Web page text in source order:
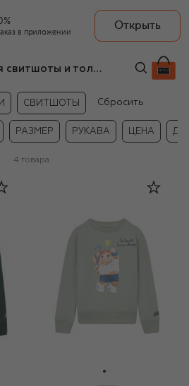
в приложении
Открыть
Зелёная свитшоты и толстовки MC2 Saint Barth для мальчиков
СВИТШОТЫ Сбросить
РАЗМЕР РУКАВА ЦЕНА
4 товара